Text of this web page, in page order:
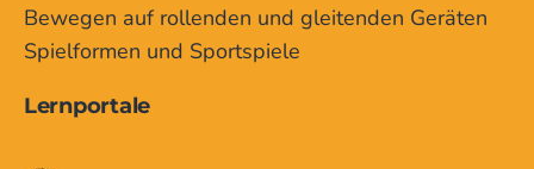
Bewegen auf rollenden und gleitenden Geräten
Spielformen und Sportspiele
Lernportale